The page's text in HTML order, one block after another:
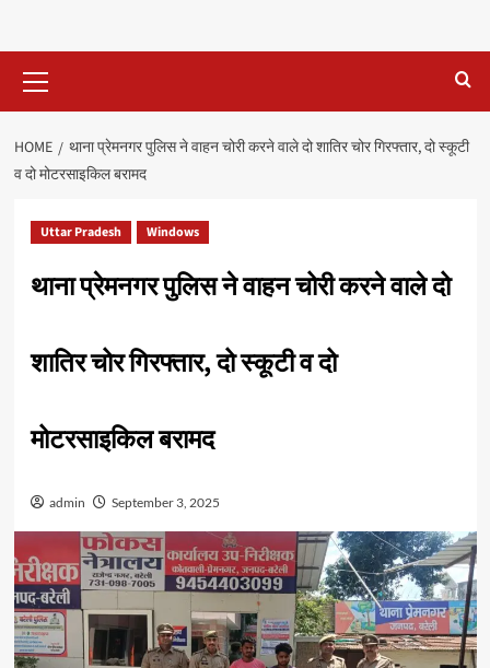
Menu
HOME
थाना प्रेमनगर पुलिस ने वाहन चोरी करने वाले दो शातिर चोर गिरफ्तार, दो स्कूटी
व दो मोटरसाइकिल बरामद
Uttar Pradesh Windows
थाना प्रेमनगर पुलिस ने वाहन चोरी करने वाले दो
शातिर चोर गिरफ्तार, दो स्कूटी व दो
मोटरसाइकिल बरामद
admin September 3, 2025